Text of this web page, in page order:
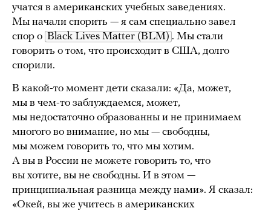
учатся в американских учебных заведениях.
Мы начали спорить — я сам специально завел
спор о Black Lives Matter (BLM) . Мы стали
говорить о том, что происходит в США, долго
спорили.
В какой-то момент дети сказали: «Да, может,
мы в чем-то заблуждаемся, может,
мы недостаточно образованны и не принимаем
многого во внимание, но мы — свободны,
мы можем говорить то, что мы хотим.
А вы в России не можете говорить то, что
вы хотите, вы не свободны. И в этом —
принципиальная разница между нами». Я сказал:
«Окей, вы же учитесь в американских